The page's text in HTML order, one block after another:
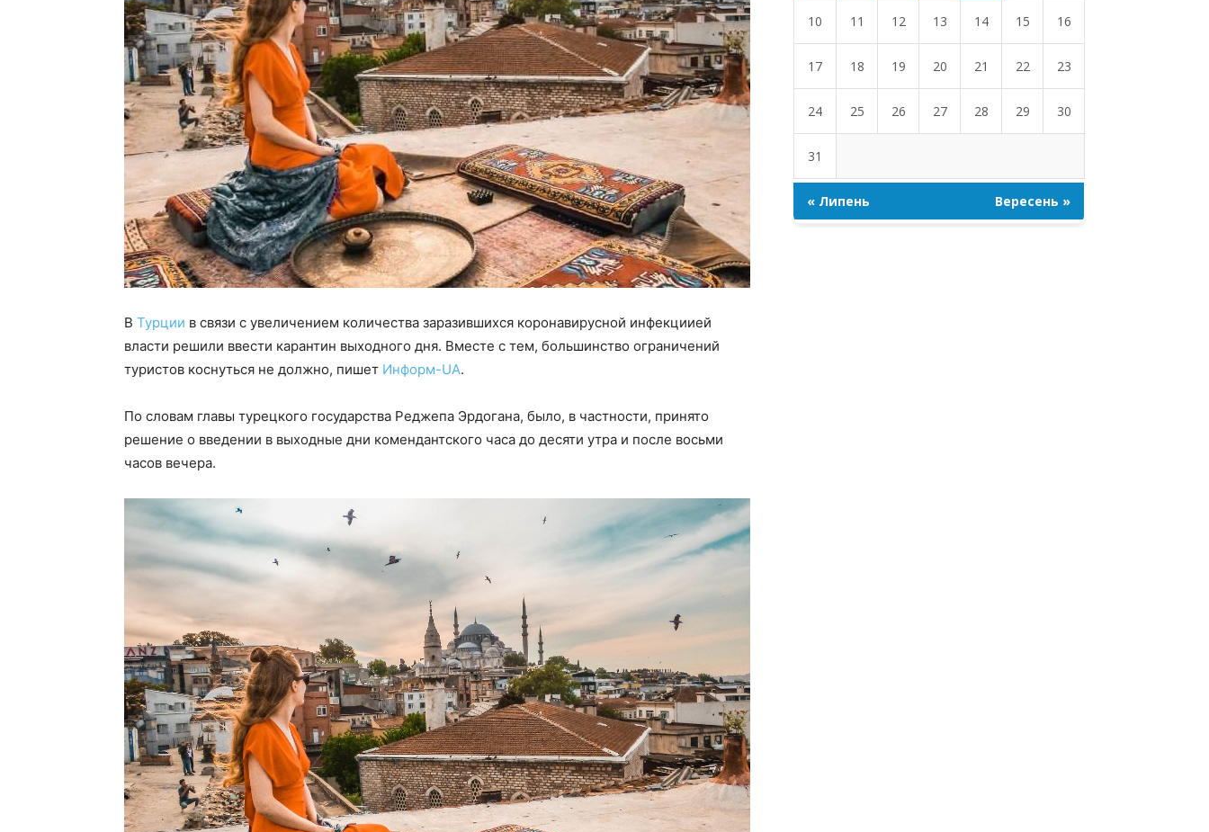
В Турции в связи с увеличением количества заразившихся коронавирусной инфекциией
власти решили ввести карантин выходного дня. Вместе с тем, большинство ограничений
туристов коснуться не должно, пишет Информ-UA.
По словам главы турецкого государства Реджепа Эрдогана, было, в частности, принято
решение о введении в выходные дни комендантского часа до десяти утра и после восьми
часов вечера.
10 11 12 13 14 15 16
17 18 19 20 21 22 23
24 25 26 27 28 29 30
31
« Липень Вересень »